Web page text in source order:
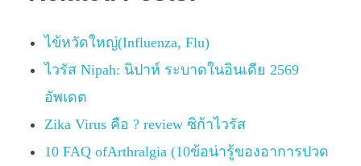
ไข้หวัดใหญ่(Influenza, Flu)
ไวรัส Nipah: นิปาห์ ระบาดในอินเดีย 2569
อัพเดต
Zika Virus คือ ? review ซิก้าไวรัส
10 FAQ ofArthralgia (10ข้อน่ารู้ของอาการปวด